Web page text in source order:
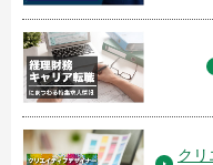
クリ